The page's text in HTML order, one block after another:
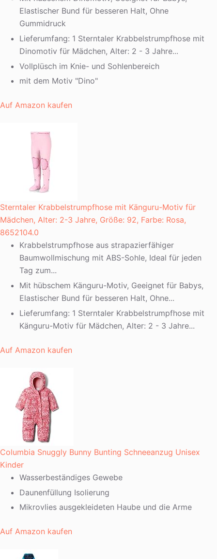
Elastischer Bund für besseren Halt, Ohne
Gummidruck
Lieferumfang: 1 Sterntaler Krabbelstrumpfhose mit
Dinomotiv für Mädchen, Alter: 2 - 3 Jahre...
Vollplüsch im Knie- und Sohlenbereich
mit dem Motiv "Dino"
Auf Amazon kaufen
Sterntaler Krabbelstrumpfhose mit Känguru-Motiv für
Mädchen, Alter: 2-3 Jahre, Größe: 92, Farbe: Rosa,
8652104.0
Krabbelstrumpfhose aus strapazierfähiger
Baumwollmischung mit ABS-Sohle, Ideal für jeden
Tag zum...
Mit hübschem Känguru-Motiv, Geeignet für Babys,
Elastischer Bund für besseren Halt, Ohne...
Lieferumfang: 1 Sterntaler Krabbelstrumpfhose mit
Känguru-Motiv für Mädchen, Alter: 2 - 3 Jahre...
Auf Amazon kaufen
Columbia Snuggly Bunny Bunting Schneeanzug Unisex
Kinder
Wasserbeständiges Gewebe
Daunenfüllung Isolierung
Mikrovlies ausgekleideten Haube und die Arme
Auf Amazon kaufen